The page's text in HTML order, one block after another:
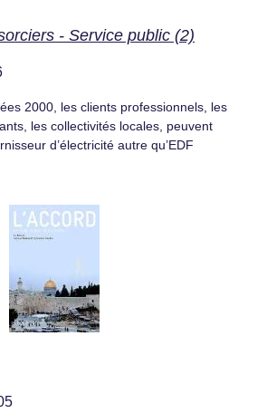
- Service public (2)
2000, les clients professionnels, les
les collectivités locales, peuvent
d’électricité autre qu’EDF